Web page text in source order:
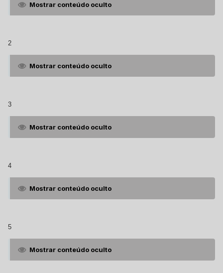
Mostrar conteúdo oculto
2
Mostrar conteúdo oculto
3
Mostrar conteúdo oculto
4
Mostrar conteúdo oculto
5
Mostrar conteúdo oculto